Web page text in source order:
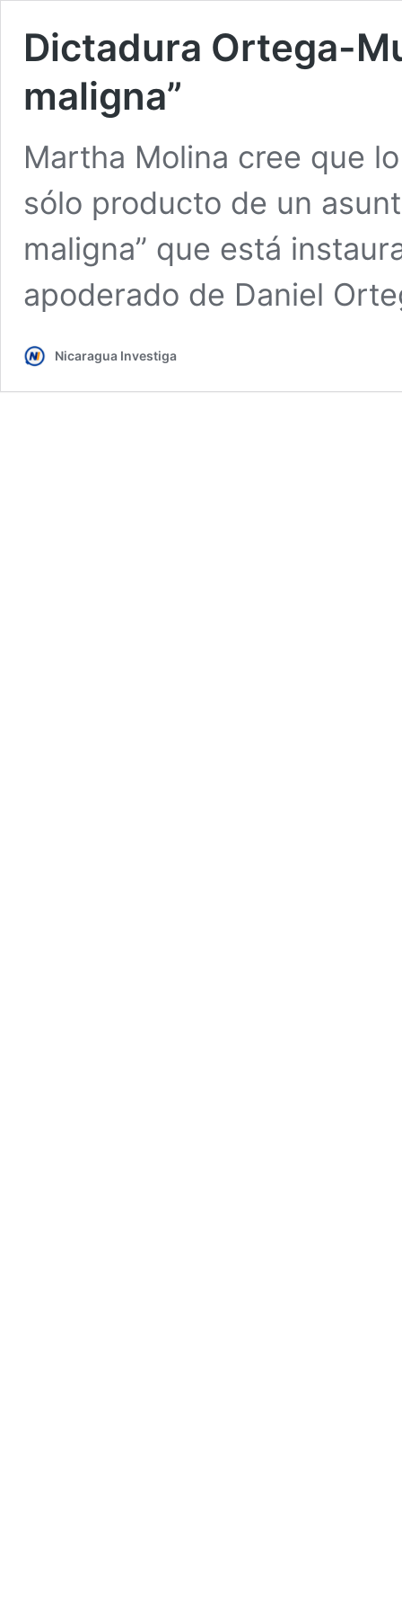
Dictadura Ortega-
maligna”
Martha Molina cree que
sólo producto de un
maligna” que está
apoderado de Daniel
Nicaragua Investiga